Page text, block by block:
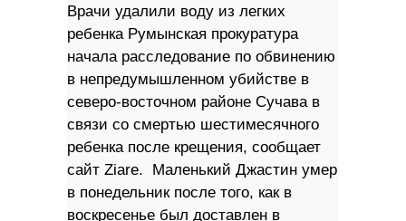
Врачи удалили воду из легких
ребенка Румынская прокуратура
начала расследование по обвинению
в непредумышленном убийстве в
северо-восточном районе Сучава в
связи со смертью шестимесячного
ребенка после крещения, сообщает
сайт Ziare. Маленький Джастин умер
в понедельник после того, как в
воскресенье был доставлен в